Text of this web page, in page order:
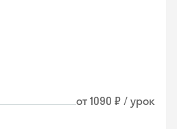
от 1090 ₽ / урок